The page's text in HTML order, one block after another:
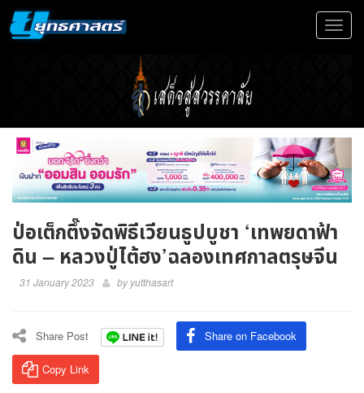
Toggle
ป่อเต็กตึ๊งจัดพิธีเวียนธูปบูชา ‘เทพยดาฟ้า
ดิน – หลวงปู่ไต้ฮง’ฉลองเทศกาลตรุษจีน
31 January 2023 by yutthasart
Share Post Share on Facebook
Copy Link